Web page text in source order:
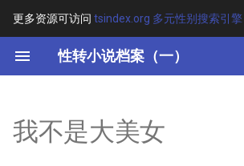
更多资源可访问 tsindex.org 多元性别搜索引擎
性转小说档案（一）
键
开
其他信息 [Processed Page
我不是大美女